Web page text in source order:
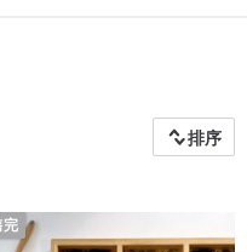
让酷酷煮小帮手陪你一起下厨
排序
完